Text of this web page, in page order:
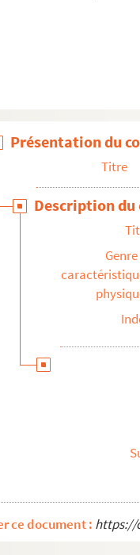
1870. Armée prusienne
prussienne
franco-prussienne
franco-prussienne
franco-prussienne
Guerre franco-prussienne
prussienne
prussienne.
Présentation du
Titre
Description du
ce document : https://